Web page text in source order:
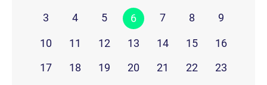
3
4 5 6 7 8 9
10 11 12 13 14 15
16
17
18 19 20 21 22
23